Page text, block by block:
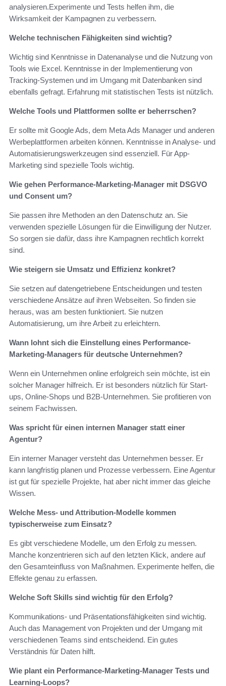
analysieren.Experimente und Tests helfen ihm, die
Wirksamkeit der Kampagnen zu verbessern.
Welche technischen Fähigkeiten sind wichtig?
Wichtig sind Kenntnisse in Datenanalyse und die Nutzung von
Tools wie Excel. Kenntnisse in der Implementierung von
Tracking-Systemen und im Umgang mit Datenbanken sind
ebenfalls gefragt. Erfahrung mit statistischen Tests ist nützlich.
Welche Tools und Plattformen sollte er beherrschen?
Er sollte mit Google Ads, dem Meta Ads Manager und anderen
Werbeplattformen arbeiten können. Kenntnisse in Analyse- und
Automatisierungswerkzeugen sind essenziell. Für App-
Marketing sind spezielle Tools wichtig.
Wie gehen Performance-Marketing-Manager mit DSGVO
und Consent um?
Sie passen ihre Methoden an den Datenschutz an. Sie
verwenden spezielle Lösungen für die Einwilligung der Nutzer.
So sorgen sie dafür, dass ihre Kampagnen rechtlich korrekt
sind.
Wie steigern sie Umsatz und Effizienz konkret?
Sie setzen auf datengetriebene Entscheidungen und testen
verschiedene Ansätze auf ihren Webseiten. So finden sie
heraus, was am besten funktioniert. Sie nutzen
Automatisierung, um ihre Arbeit zu erleichtern.
Wann lohnt sich die Einstellung eines Performance-
Marketing-Managers für deutsche Unternehmen?
Wenn ein Unternehmen online erfolgreich sein möchte, ist ein
solcher Manager hilfreich. Er ist besonders nützlich für Start-
ups, Online-Shops und B2B-Unternehmen. Sie profitieren von
seinem Fachwissen.
Was spricht für einen internen Manager statt einer
Agentur?
Ein interner Manager versteht das Unternehmen besser. Er
kann langfristig planen und Prozesse verbessern. Eine Agentur
ist gut für spezielle Projekte, hat aber nicht immer das gleiche
Wissen.
Welche Mess- und Attribution-Modelle kommen
typischerweise zum Einsatz?
Es gibt verschiedene Modelle, um den Erfolg zu messen.
Manche konzentrieren sich auf den letzten Klick, andere auf
den Gesamteinfluss von Maßnahmen. Experimente helfen, die
Effekte genau zu erfassen.
Welche Soft Skills sind wichtig für den Erfolg?
Kommunikations- und Präsentationsfähigkeiten sind wichtig.
Auch das Management von Projekten und der Umgang mit
verschiedenen Teams sind entscheidend. Ein gutes
Verständnis für Daten hilft.
Wie plant ein Performance-Marketing-Manager Tests und
Learning-Loops?